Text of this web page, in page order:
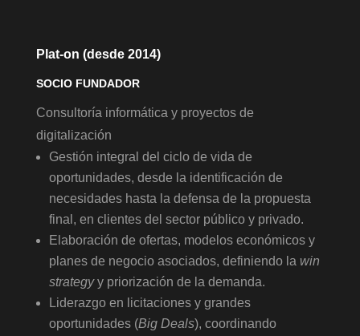
Plat-on (desde 2014)
SOCIO FUNDADOR
Consultoría informática y proyectos de
digitalización
Gestión integral del ciclo de vida de
oportunidades, desde la identificación de
necesidades hasta la defensa de la propuesta
final, en clientes del sector público y privado.
Elaboración de ofertas, modelos económicos y
planes de negocio asociados, definiendo la win
strategyy priorización de la demanda.
Liderazgo en licitaciones y grandes
oportunidades (Big Deals), coordinando